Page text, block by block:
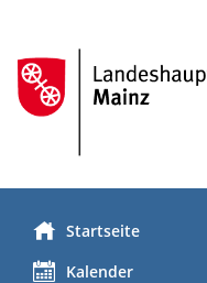
Startseite
Kalender